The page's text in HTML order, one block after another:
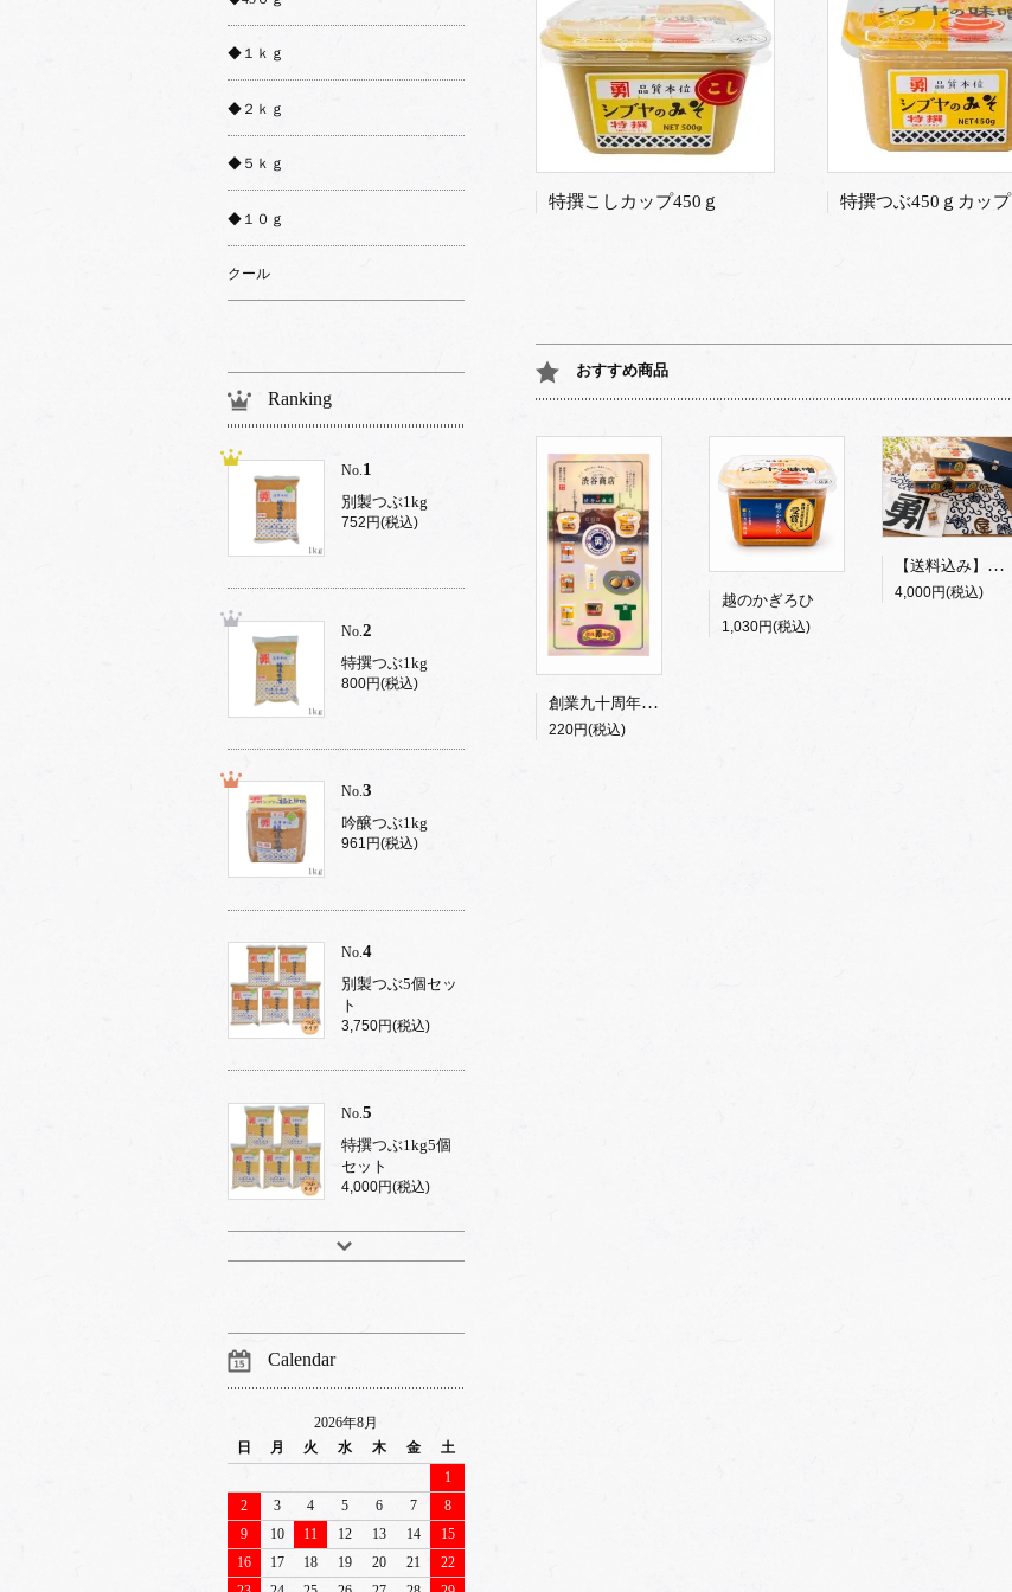
特撰こしカップ450ｇ 特撰つぶ450ｇカップ
おすすめ商品
創業九十周年記念シール
220円(税込)
越のかぎろひ
1,030円(税込)
【送料込み】九十周年記念特別セット
4,000円(税込)
◆１ｋｇ
◆２ｋｇ
◆５ｋｇ
◆１０ｇ
クール
Ranking
No. 1
別製つぶ1kg
752円(税込)
No. 2
特撰つぶ1kg
800円(税込)
No.3
吟醸つぶ1kg
961円(税込)
No.4
別製つぶ5個セッ
ト
3,750円(税込)
No.5
特撰つぶ1kg5個
セット
4,000円(税込)
Calendar
2026年8月
日
月 火 水 木 金
土
1
2
3 4 5 6 7
8
9
10 11 12 13 14
15
16
17 18 19 20 21
22